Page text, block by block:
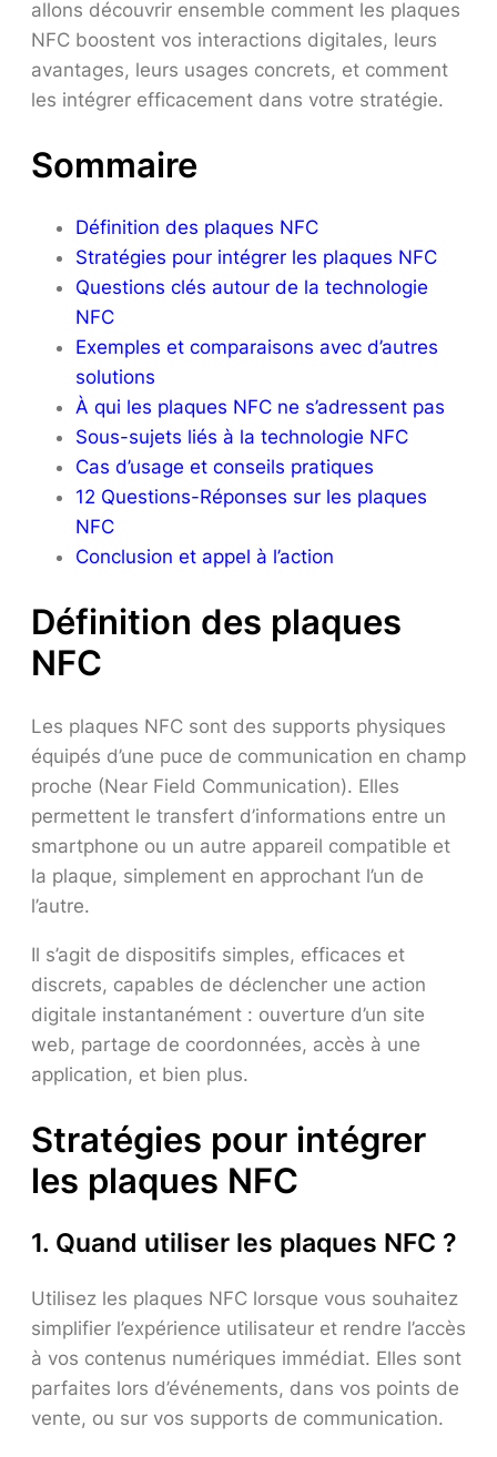
allons découvrir ensemble comment les plaques
NFC boostent vos interactions digitales, leurs
avantages, leurs usages concrets, et comment
les intégrer efficacement dans votre stratégie.
Sommaire
Définition des plaques NFC
Stratégies pour intégrer les plaques NFC
Questions clés autour de la technologie
NFC
Exemples et comparaisons avec d’autres
solutions
À qui les plaques NFC ne s’adressent pas
Sous-sujets liés à la technologie NFC
Cas d’usage et conseils pratiques
12 Questions-Réponses sur les plaques
NFC
Conclusion et appel à l’action
Définition des plaques
NFC
Les plaques NFC sont des supports physiques
équipés d’une puce de communication en champ
proche (Near Field Communication). Elles
permettent le transfert d’informations entre un
smartphone ou un autre appareil compatible et
la plaque, simplement en approchant l’un de
l’autre.
Il s’agit de dispositifs simples, efficaces et
discrets, capables de déclencher une action
digitale instantanément : ouverture d’un site
web, partage de coordonnées, accès à une
application, et bien plus.
Stratégies pour intégrer
les plaques NFC
1. Quand utiliser les plaques NFC ?
Utilisez les plaques NFC lorsque vous souhaitez
simplifier l’expérience utilisateur et rendre l’accès
à vos contenus numériques immédiat. Elles sont
parfaites lors d’événements, dans vos points de
vente, ou sur vos supports de communication.